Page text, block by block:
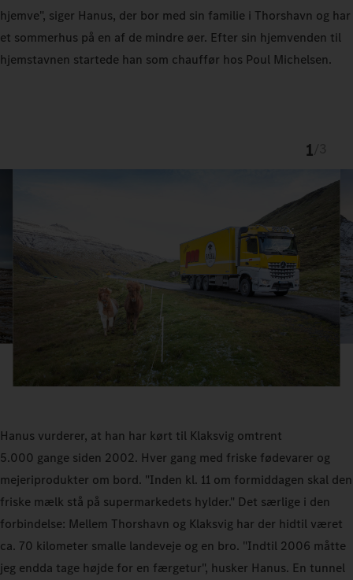
hjemve", siger Hanus, der bor med sin familie i Thorshavn og har
et sommerhus på en af de mindre øer. Efter sin hjemvenden til
hjemstavnen startede han som chauffør hos Poul Michelsen.
1
Hanus vurderer, at han har kørt til Klaksvig omtrent
5.000 gange siden 2002. Hver gang med friske fødevarer og
mejeriprodukter om bord. "Inden kl. 11 om formiddagen skal den
friske mælk stå på supermarkedets hylder." Det særlige i den
forbindelse: Mellem Thorshavn og Klaksvig har der hidtil været
ca. 70 kilometer smalle landeveje og en bro. "Indtil 2006 måtte
jeg endda tage højde for en færgetur", husker Hanus. En tunnel